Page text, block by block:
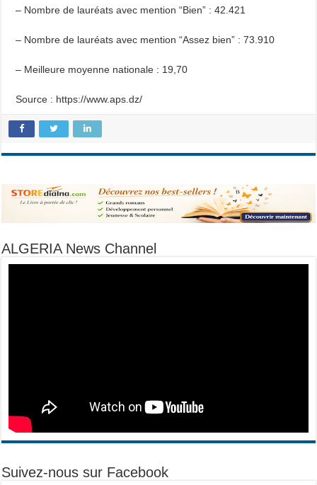
– Nombre de lauréats avec mention “Bien” : 42.421
– Nombre de lauréats avec mention “Assez bien” : 73.910
– Meilleure moyenne nationale : 19,70
Source : https://www.aps.dz/
ALGERIA News Channel
Suivez-nous sur Facebook